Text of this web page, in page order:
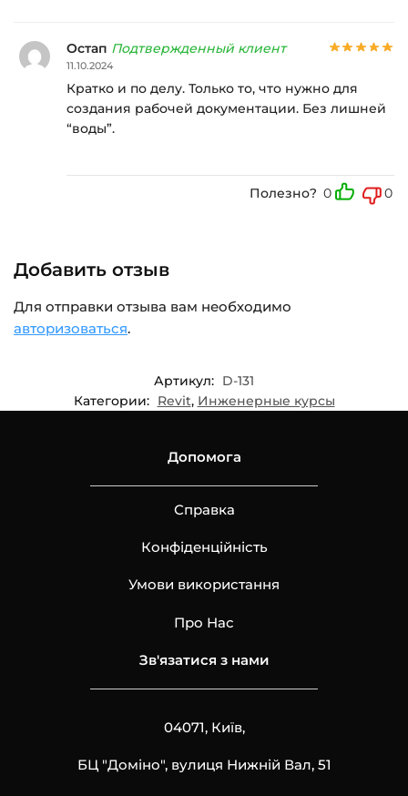
Остап Подтвержденный клиент
11.10.2024
Кратко и по делу. Только то, что нужно для
создания рабочей документации. Без лишней
“воды”.
Полезно? 0 0
Добавить отзыв
Для отправки отзыва вам необходимо
авторизоваться.
Артикул: D-131
Категории: Revit, Инженерные курсы
Допомога
Справка
Конфіденційність
Умови використання
Про Нас
Зв'язатися з нами
04071, Київ,
БЦ "Доміно", вулиця Нижній Вал, 51